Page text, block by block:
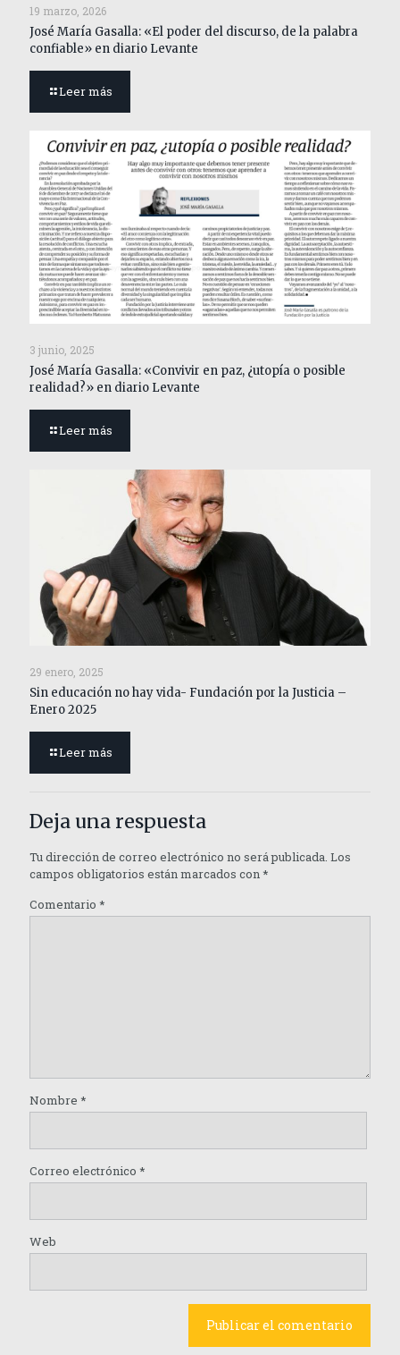
19 marzo, 2026
José María Gasalla: «El poder del discurso, de la palabra
confiable» en diario Levante
Leer más
3 junio, 2025
José María Gasalla: «Convivir en paz, ¿utopía o posible
realidad?» en diario Levante
Leer más
29 enero, 2025
Sin educación no hay vida- Fundación por la Justicia –
Enero 2025
Leer más
Deja una respuesta
Tu dirección de correo electrónico no será publicada. Los
campos obligatorios están marcados con*
Comentario *
Nombre *
Correo electrónico *
Web